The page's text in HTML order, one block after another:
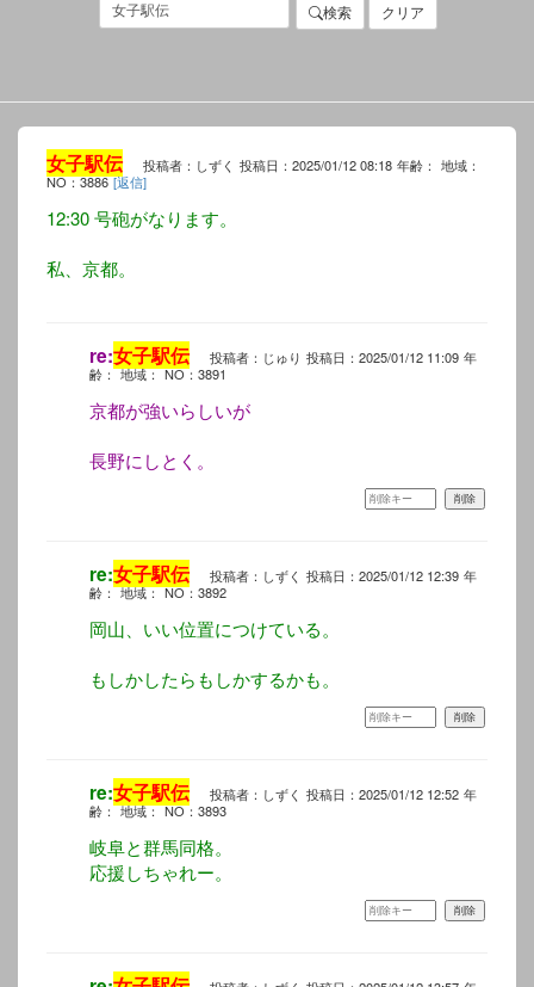
検索 クリア
女子駅伝 投稿者：しずく 投稿日：2025/01/12 08:18 年齢： 地域：
NO：3886 [返信]
12:30 号砲がなります。
私、京都。
re:女子駅伝 投稿者：じゅり 投稿日：2025/01/12 11:09 年
齢： 地域： NO：3891
京都が強いらしいが
長野にしとく。
re:女子駅伝 投稿者：しずく 投稿日：2025/01/12 12:39 年
齢： 地域： NO：3892
岡山、いい位置につけている。
もしかしたらもしかするかも。
re:女子駅伝 投稿者：しずく 投稿日：2025/01/12 12:52 年
齢： 地域： NO：3893
岐阜と群馬同格。
応援しちゃれー。